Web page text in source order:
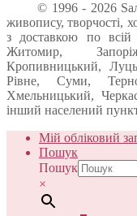
© 1996 - 2026
живопису, творчості,
з доставкою по всій
Житомир,
Кропивницький,
Рівне, Суми,
Хмельницький,
інший населений
Мій обліковий
Пошук
Пошук
×